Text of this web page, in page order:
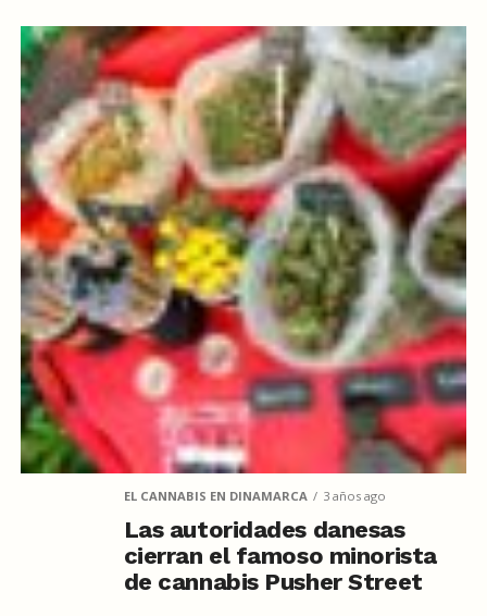
EL CANNABIS EN DINAMARCA 3 años ago
Las autoridades danesas
cierran el famoso minorista
de cannabis Pusher Street